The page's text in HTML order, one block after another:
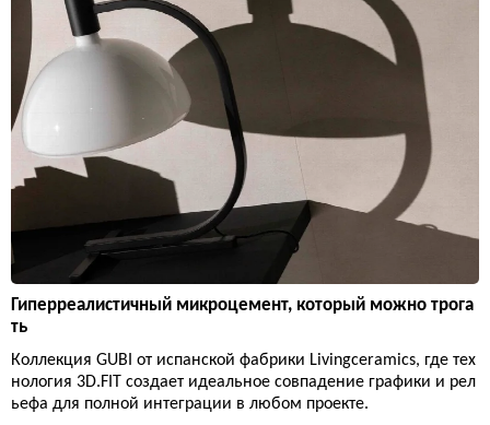
Гиперреалистичный микроцемент, который можно трога
ть
Коллекция GUBI от испанской фабрики Livingceramics, где тех
нология 3D.FIT создает идеальное совпадение графики и рел
ьефа для полной интеграции в любом проекте.